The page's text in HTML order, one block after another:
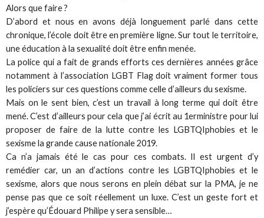
Alors que faire ?
D’abord et nous en avons déjà longuement parlé dans cette
chronique, l’école doit être en première ligne. Sur tout le territoire,
une éducation à la sexualité doit être enfin menée.
La police qui a fait de grands efforts ces dernières années grâce
notamment à l’association LGBT Flag doit vraiment former tous
les policiers sur ces questions comme celle d’ailleurs du sexisme.
Mais on le sent bien, c’est un travail à long terme qui doit être
mené. C’est d’ailleurs pour cela que j’ai écrit au 1erministre pour lui
proposer de faire de la lutte contre les LGBTQIphobies et le
sexisme la grande cause nationale 2019.
Ca n’a jamais été le cas pour ces combats. Il est urgent d’y
remédier car, un an d’actions contre les LGBTQIphobies et le
sexisme, alors que nous serons en plein débat sur la PMA, je ne
pense pas que ce soit réellement un luxe. C’est un geste fort et
j’espère qu’Édouard Philipe y sera sensible…